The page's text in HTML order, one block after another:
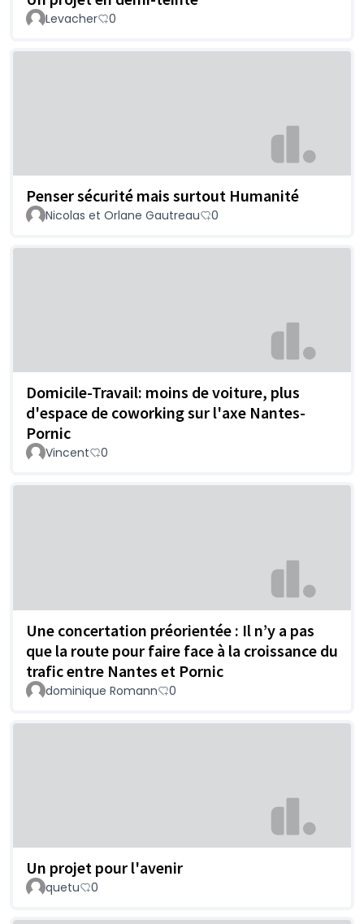
Levacher 0
Penser sécurité mais surtout Humanité
Nicolas et Orlane Gautreau 0
Domicile-Travail: moins de voiture, plus
d'espace de coworking sur l'axe Nantes-
Pornic
Vincent 0
Une concertation préorientée : Il n’y a pas
que la route pour faire face à la croissance du
trafic entre Nantes et Pornic
dominique Romann 0
Un projet pour l'avenir
quetu 0